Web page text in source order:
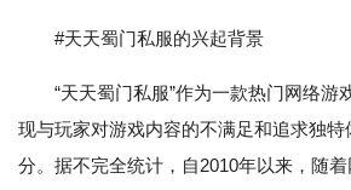
#天天蜀门私服的兴起背景
“天天蜀门私服”作为一款热门网络游
现与玩家对游戏内容的不满足和追求独
分。据不完全统计，自2010年以来，随